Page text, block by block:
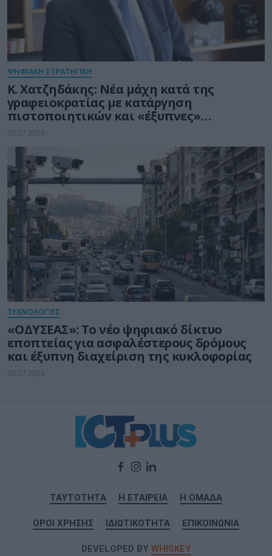
ΨΗΦΙΑΚΗ ΣΤΡΑΤΗΓΙΚΗ
Κ. Χατζηδάκης: Νέα μάχη κατά της
γραφειοκρατίας με κατάργηση
πιστοποιητικών και «έξυπνες»
διασταυρώσεις του Δημοσίου
30.07.2026
ΤΕΧΝΟΛΟΓΙΕΣ
«ΟΔΥΣΕΑΣ»: Το νέο ψηφιακό δίκτυο
εποπτείας για ασφαλέστερους δρόμους
και έξυπνη διαχείριση της κυκλοφορίας
30.07.2026
ΤΑΥΤΟΤΗΤΑ Η ΕΤΑΙΡΕΙΑ Η ΟΜΑΔΑ
ΟΡΟΙ ΧΡΗΣΗΣ ΙΔΙΩΤΙΚΟΤΗΤΑ ΕΠΙΚΟΙΝΩΝΙΑ
DEVELOPED BY WHISKEY